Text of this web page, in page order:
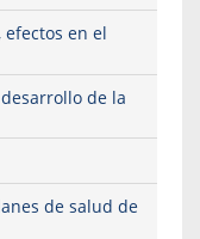
en el
de la
de salud de